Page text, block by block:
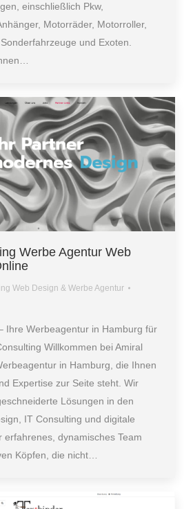
einschließlich Pkw,
Motorräder, Motorroller,
und Exoten.
Werbe Agentur Web
Web Design & Werbe Agentur
Ihre Werbeagentur in Hamburg für
Willkommen bei Amiral
in Hamburg, die Ihnen
Expertise zur Seite steht. Wir
Lösungen in den
IT Consulting und digitale
erfahrenes, dynamisches Team
Köpfen, die nicht…